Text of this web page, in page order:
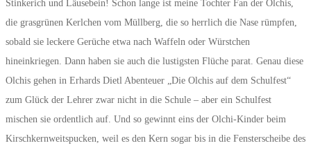
Stinkerich und Läusebein! Schon lange ist meine Tochter Fan der Olchis,
die grasgrünen Kerlchen vom Müllberg, die so herrlich die Nase rümpfen,
sobald sie leckere Gerüche etwa nach Waffeln oder Würstchen
hineinkriegen. Dann haben sie auch die lustigsten Flüche parat. Genau diese
Olchis gehen in Erhards Dietl Abenteuer „Die Olchis auf dem Schulfest“
zum Glück der Lehrer zwar nicht in die Schule – aber ein Schulfest
mischen sie ordentlich auf. Und so gewinnt eins der Olchi-Kinder beim
Kirschkernweitspucken, weil es den Kern sogar bis in die Fensterscheibe des